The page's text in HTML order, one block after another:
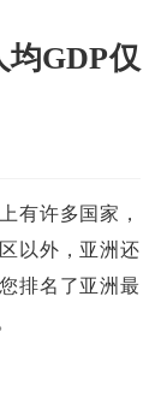
均GDP仅
有许多国家，
以外，亚洲还
排名了亚洲最